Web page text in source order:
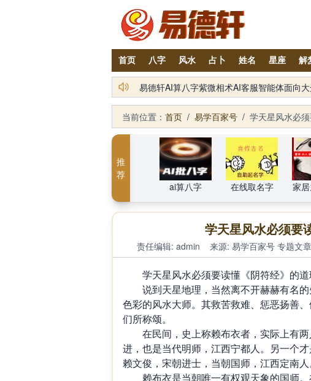
首页 八字 风水 占卜 姓名 星座 解
铁笔居士简介及服务项目
当前位置： 首页 / 易学百家号 / 学天星风水必
推
荐
ai算八字
在线取名字 家
学天星风水必须要
责任编辑: admin 来源: 易学百家号专题文章
学天星风水必须要读懂《阴符经》的道
说到天星地理，当然离不开赫赫有名的
色彩的风水大师。其救苦救难、惩恶扬善
们所称颂。
在民间，史上称赖布衣者，实际上有两
进，也是当代明师，江西宁都人。另一个
赖文俊，宋朝进士，当朝国师，江西定南人
赖布衣是当朝唯一有权观天象的国师。